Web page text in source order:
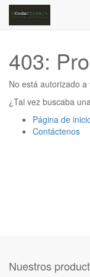
403:
No está autorizado
¿Tal vez buscaba
Página de
Contáctenos
Nuestros